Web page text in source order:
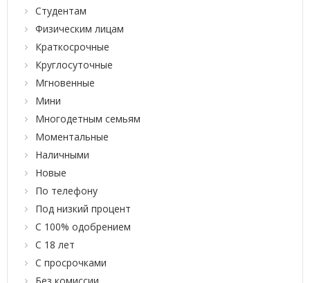
Студентам
Физическим лицам
Краткосрочные
Круглосуточные
Мгновенные
Мини
Многодетным семьям
Моментальные
Наличными
Новые
По телефону
Под низкий процент
С 100% одобрением
С 18 лет
С просрочками